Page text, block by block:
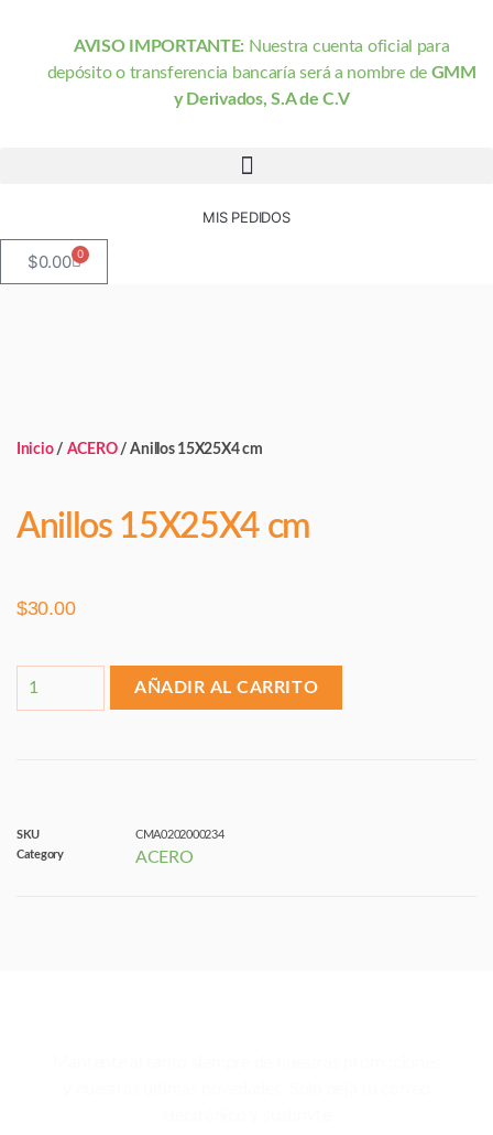
AVISO IMPORTANTE: Nuestra cuenta oficial para
depósito o transferencia bancaría será a nombre de GMM
y Derivados, S.A de C.V
MIS PEDIDOS
$0.00 0
Inicio/ ACERO/ Anillos 15X25X4 cm
Anillos 15X25X4 cm
$30.00
AÑADIR AL CARRITO
SKU
CMA0202000234
Category
ACERO